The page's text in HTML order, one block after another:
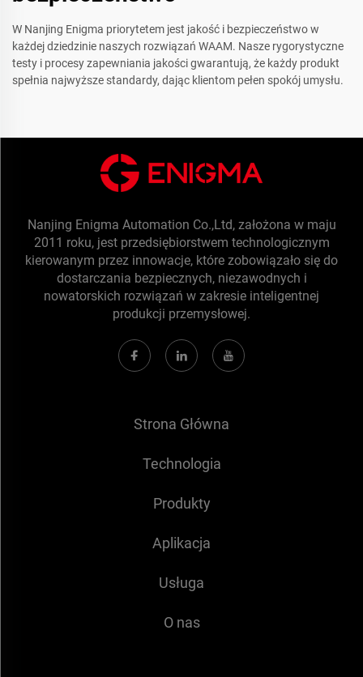
W Nanjing Enigma priorytetem jest jakość i bezpieczeństwo w
każdej dziedzinie naszych rozwiązań WAAM. Nasze rygorystyczne
testy i procesy zapewniania jakości gwarantują, że każdy produkt
spełnia najwyższe standardy, dając klientom pełen spokój umysłu.
Nanjing Enigma Automation Co.,Ltd, założona w maju
2011 roku, jest przedsiębiorstwem technologicznym
kierowanym przez innowacje, które zobowiązało się do
dostarczania bezpiecznych, niezawodnych i
nowatorskich rozwiązań w zakresie inteligentnej
produkcji przemysłowej.
Strona Główna
Technologia
Produkty
Aplikacja
Usługa
O nas